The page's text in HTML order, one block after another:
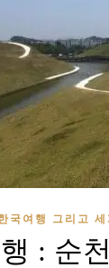
국여행 그리고 세
: 순